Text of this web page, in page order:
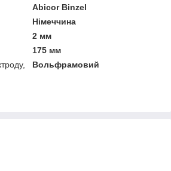
Abicor Binzel
Німеччина
2 мм
175 мм
Вольфрамовий